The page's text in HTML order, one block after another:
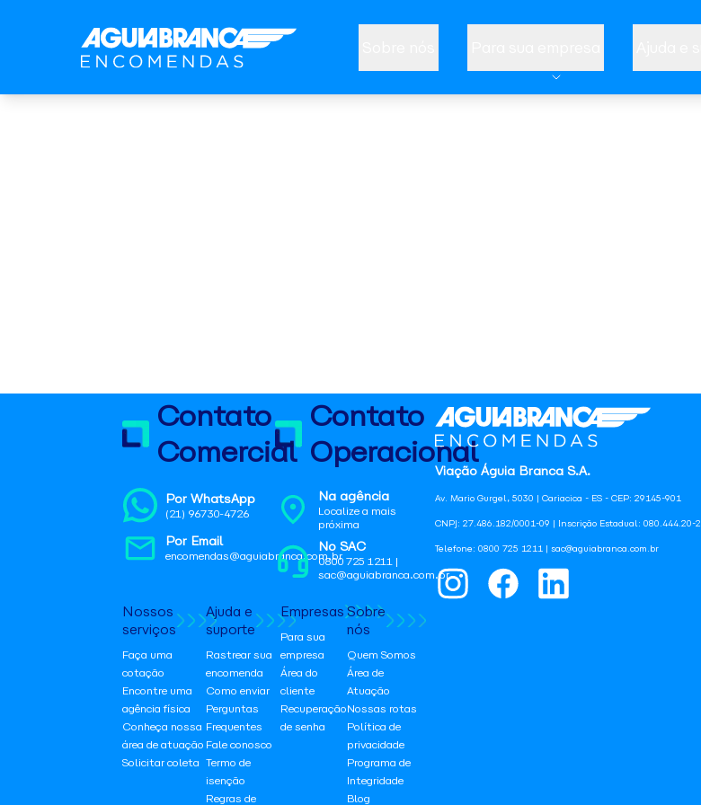
Viação Águia Branca S.A.
Av. Mario Gurgel, 5030 | Cariacica - ES - CEP: 29145-901
CNPJ: 27.486.182/0001-09 | Inscrição Estadual: 080.444.20-2
Telefone: 0800 725 1211 | sac@aguiabranca.com.br
Contato
Comercial
Por WhatsApp
(21) 96730-4726
Por Email
encomendas@aguiabranca.com.br
Contato
Operacional
Na agência
Localize a mais
próxima
No SAC
0800 725 1211 |
sac@aguiabranca.com.br
Nossos
serviços
Faça uma
cotação
Encontre uma
agência física
Conheça nossa
área de atuação
Solicitar coleta
Ajuda e
suporte
Rastrear sua
encomenda
Como enviar
Perguntas
Frequentes
Fale conosco
Termo de
isenção
Regras de
Empresas
Para sua
empresa
Área do
cliente
Recuperação
de senha
Sobre
nós
Quem Somos
Área de
Atuação
Nossas rotas
Política de
privacidade
Programa de
Integridade
Blog